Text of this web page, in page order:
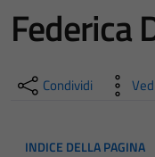
Federica
Condividi
INDICE DELLA PAGINA